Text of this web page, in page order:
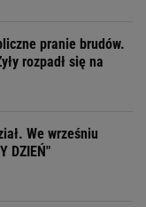
pranie brudów.
rozpadł się na
We wrześniu
DZIEŃ"